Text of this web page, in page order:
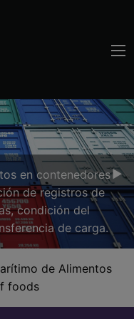
▶︎
en contenedores
de registros de
condición del
de carga.
de Alimentos
foods